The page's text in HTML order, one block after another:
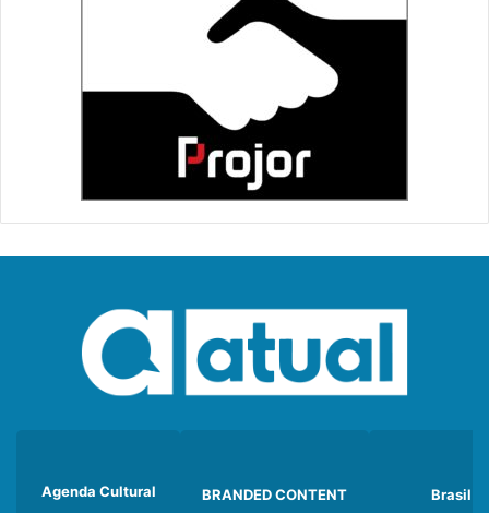
Agenda Cultural BRANDED CONTENT Brasil